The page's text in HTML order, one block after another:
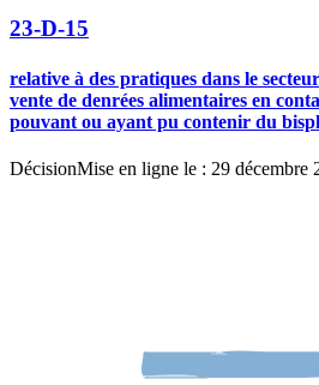
23-D-15
relative à des pratiques dans le
vente de denrées alimentaires en
pouvant ou ayant pu contenir du
DécisionMise en ligne le : 29 décembre